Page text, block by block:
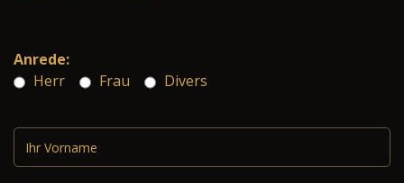
Anrede:
Herr
Frau Divers